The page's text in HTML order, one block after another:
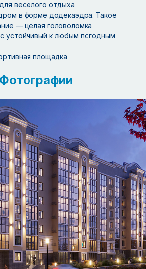
веселого отдыха
в форме додекаэдра. Такое
— целая головоломка
устойчивый к любым погодным
площадка
Фотографии